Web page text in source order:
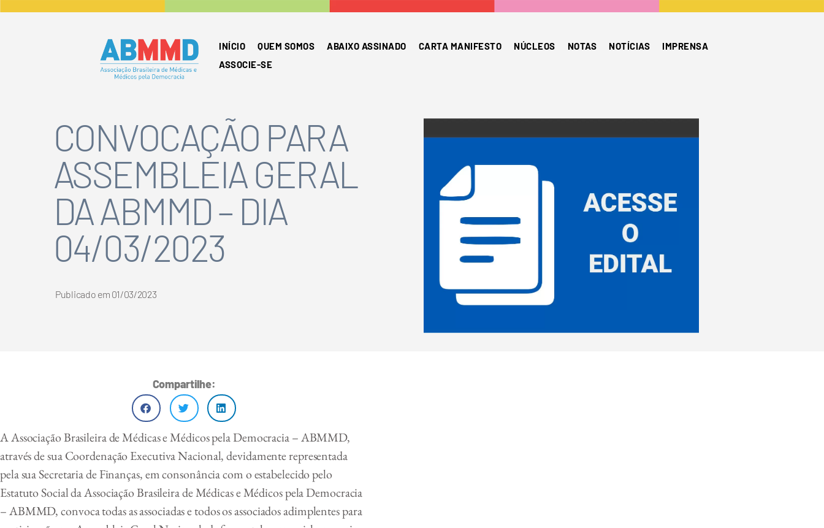
INÍCIO QUEM SOMOS ABAIXO ASSINADO CARTA MANIFESTO NÚCLEOS NOTAS NOTÍCIAS
IMPRENSA
ASSOCIE-SE
CONVOCAÇÃO PARA
ASSEMBLEIA GERAL
DA ABMMD – DIA
04/03/2023
Publicado em 01/03/2023
Compartilhe:
A Associação Brasileira de Médicas e Médicos pela Democracia – ABMMD,
através de sua Coordenação Executiva Nacional, devidamente representada
pela sua Secretaria de Finanças, em consonância com o estabelecido pelo
Estatuto Social da Associação Brasileira de Médicas e Médicos pela Democracia
– ABMMD, convoca todas as associadas e todos os associados adimplentes para